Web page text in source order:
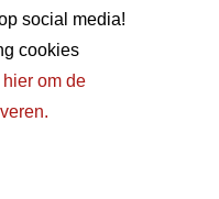
social media!
cookies
hier om de